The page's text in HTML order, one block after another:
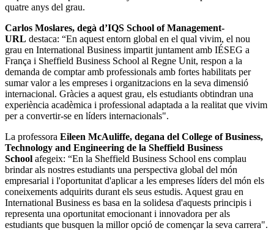
quatre anys del grau.
Carlos Moslares, degà d’IQS School of Management-
URL destaca: “En aquest entorn global en el qual vivim, el nou
grau en International Business impartit juntament amb IÉSEG a
França i Sheffield Business School al Regne Unit, respon a la
demanda de comptar amb professionals amb fortes habilitats per
sumar valor a les empreses i organitzacions en la seva dimensió
internacional. Gràcies a aquest grau, els estudiants obtindran una
experiència acadèmica i professional adaptada a la realitat que vivim
per a convertir-se en líders internacionals".
La professora Eileen McAuliffe, degana del College of Business,
Technology and Engineering de la Sheffield Business
School afegeix: “En la Sheffield Business School ens complau
brindar als nostres estudiants una perspectiva global del món
empresarial i l'oportunitat d'aplicar a les empreses líders del món els
coneixements adquirits durant els seus estudis. Aquest grau en
International Business es basa en la solidesa d'aquests principis i
representa una oportunitat emocionant i innovadora per als
estudiants que busquen la millor opció de començar la seva carrera".